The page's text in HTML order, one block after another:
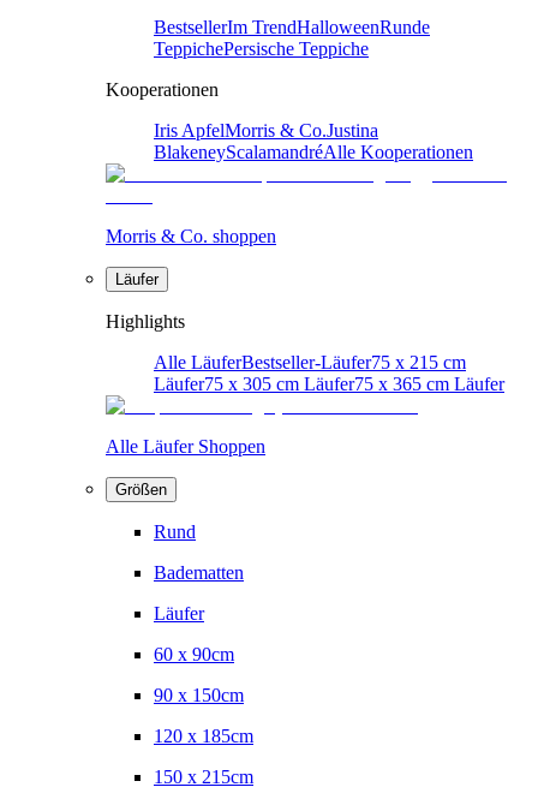
BestsellerIm TrendHalloweenRunde
TeppichePersische Teppiche
Kooperationen
Iris ApfelMorris & Co.Justina
BlakeneyScalamandréAlle Kooperationen
Morris & Co. shoppen
Läufer
Highlights
Alle LäuferBestseller-Läufer75 x 215 cm
Läufer75 x 305 cm Läufer75 x 365 cm Läufer
Alle Läufer Shoppen
Größen
Rund
Badematten
Läufer
60 x 90cm
90 x 150cm
120 x 185cm
150 x 215cm